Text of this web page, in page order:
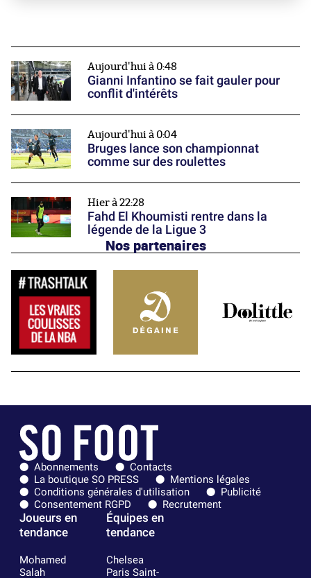
Aujourd'hui à 0:48
Gianni Infantino se fait gauler pour
conflit d'intérêts
Aujourd'hui à 0:04
Bruges lance son championnat
comme sur des roulettes
Hier à 22:28
Fahd El Khoumisti rentre dans la
légende de la Ligue 3
Nos partenaires
Abonnements
Contacts
La boutique SO PRESS
Mentions légales
Conditions générales d'utilisation
Publicité
Consentement RGPD
Recrutement
Joueurs en
tendance
Mohamed
Salah
Équipes en
tendance
Chelsea
Paris Saint-